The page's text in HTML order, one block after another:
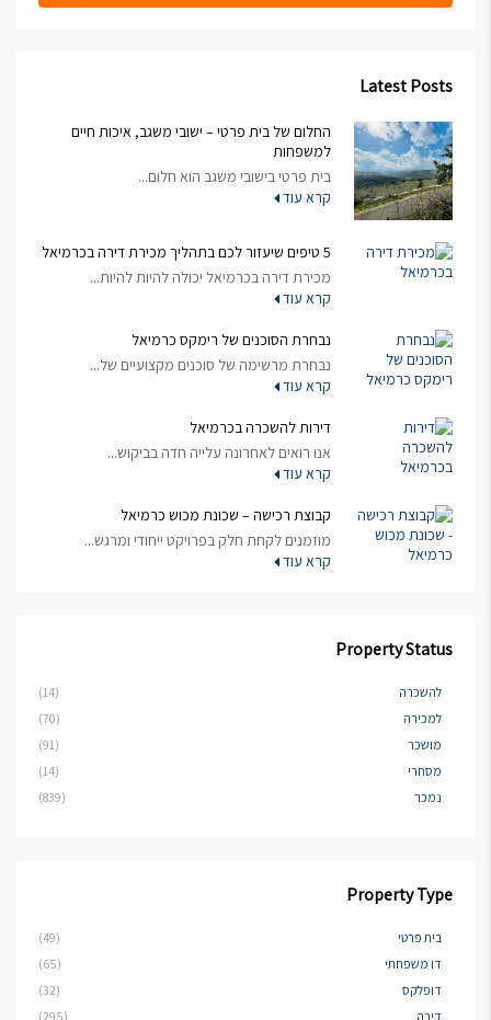
Latest Posts
החלום של בית פרטי – ישובי משגב, איכות חיים
למשפחות
בית פרטי בישובי משגב הוא חלום...
קרא עוד
5 טיפים שיעזור לכם בתהליך מכירת דירה בכרמיאל
מכירת דירה בכרמיאל יכולה להיות להיות...
קרא עוד
נבחרת הסוכנים של רימקס כרמיאל
נבחרת מרשימה של סוכנים מקצועיים של...
קרא עוד
דירות להשכרה בכרמיאל
אנו רואים לאחרונה עלייה חדה בביקוש...
קרא עוד
קבוצת רכישה – שכונת מכוש כרמיאל
מוזמנים לקחת חלק בפרויקט ייחודי ומרגש...
קרא עוד
Property Status
להשכרה
(14)
למכירה
(70)
מושכר
(91)
מסחרי
(14)
נמכר
(839)
Property Type
בית פרטי
(49)
דו משפחתי
(65)
דופלקס
(32)
דירה
(295)